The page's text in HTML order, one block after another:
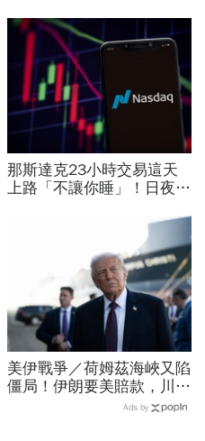
那斯達克23小時交易這天
上路「不讓你睡」！日夜盤
喊：下單前注意一風險
美伊戰爭／荷姆茲海峽又陷
僵局！伊朗要美賠款，川普
打「經濟戰」稱低調處理…
Ads by